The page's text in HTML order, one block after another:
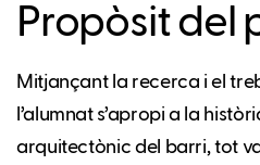
Propòsit del
Mitjançant la recerca i el
l’alumnat s’apropi a la
arquitectònic del barri, tot